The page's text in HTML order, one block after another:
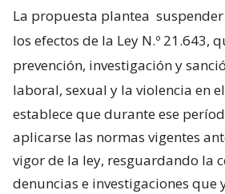
La propuesta plantea
los efectos de la Ley N.º 21.643,
prevención, investigación y
laboral, sexual y la violencia en
establece que durante ese
aplicarse las normas vigentes
vigor de la ley, resguardando la
denuncias e investigaciones que